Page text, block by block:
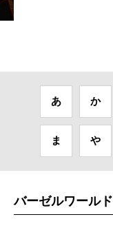
あ か
ま や
バーゼルワールド